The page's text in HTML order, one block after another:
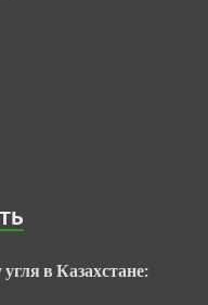
в Казахстане: